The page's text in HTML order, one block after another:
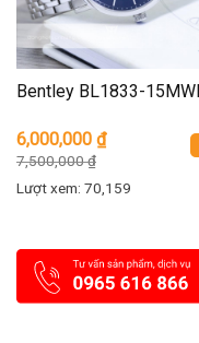
Bentley BL1833-
6,000,000 ₫
7,500,000₫
Lượt xem: 70,159